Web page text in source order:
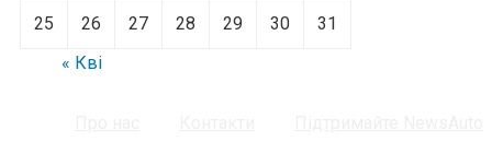
25 26 27 28 29 30
31
« Кві